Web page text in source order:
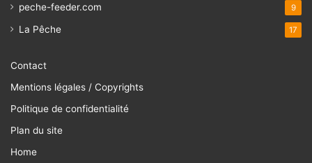
peche-feeder.com 9
La Pêche 17
Contact
Mentions légales / Copyrights
Politique de confidentialité
Plan du site
Home